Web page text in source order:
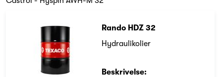
Rando HDZ 32
Hydraulikolier
Beskrivelse: